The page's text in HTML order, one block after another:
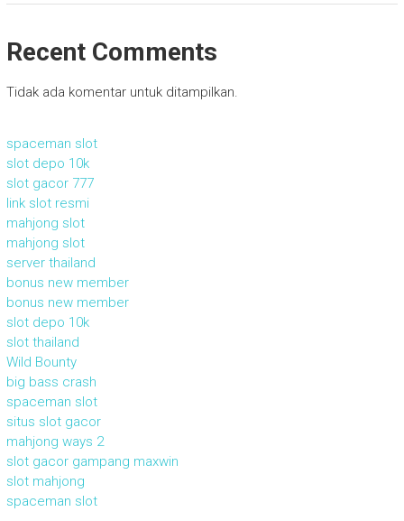
Recent Comments
Tidak ada komentar untuk ditampilkan.
spaceman slot
slot depo 10k
slot gacor 777
link slot resmi
mahjong slot
mahjong slot
server thailand
bonus new member
bonus new member
slot depo 10k
slot thailand
Wild Bounty
big bass crash
spaceman slot
situs slot gacor
mahjong ways 2
slot gacor gampang maxwin
slot mahjong
spaceman slot